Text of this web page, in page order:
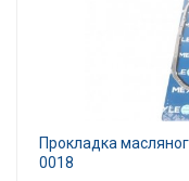
Прокладка
0018